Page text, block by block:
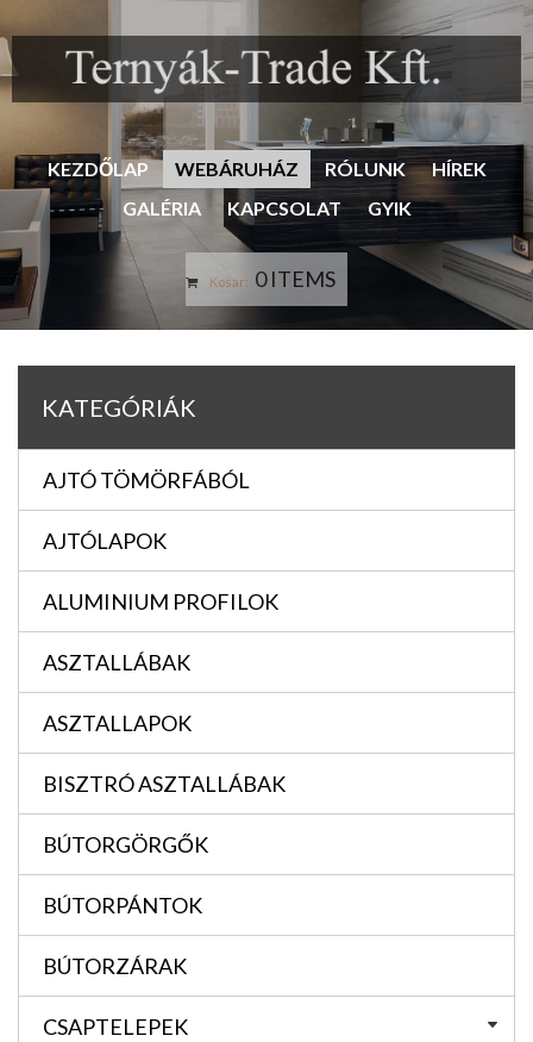
KEZDŐLAP WEBÁRUHÁZ RÓLUNK
HÍREK
GALÉRIA
KAPCSOLAT GYIK
Kosár: 0 ITEMS
KATEGÓRIÁK
AJTÓ TÖMÖRFÁBÓL
AJTÓLAPOK
ALUMINIUM PROFILOK
ASZTALLÁBAK
ASZTALLAPOK
BISZTRÓ ASZTALLÁBAK
BÚTORGÖRGŐK
BÚTORPÁNTOK
BÚTORZÁRAK
CSAPTELEPEK